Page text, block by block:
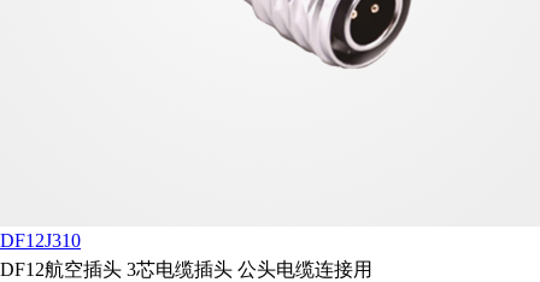
DF12J310
DF12航空插头 3芯电缆插头 公头电缆连接用